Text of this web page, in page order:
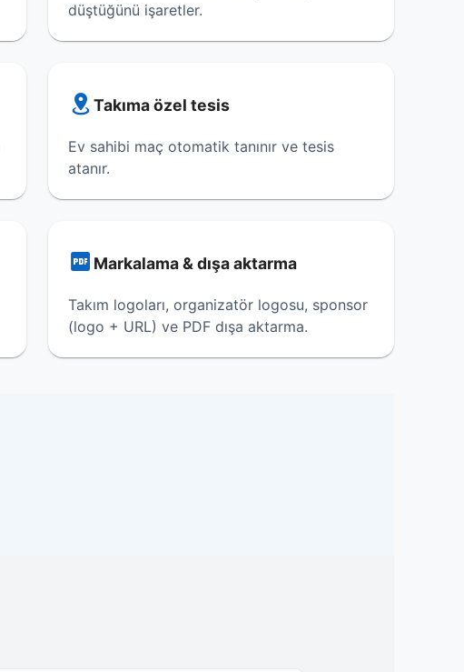
düştüğünü işaretler.
Takıma özel tesis
Ev sahibi maç otomatik tanınır ve tesis
atanır.
Markalama & dışa aktarma
Takım logoları, organizatör logosu, sponsor
(logo + URL) ve PDF dışa aktarma.